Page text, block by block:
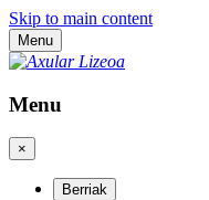
Skip to main content
Menu
Menu
×
Berriak